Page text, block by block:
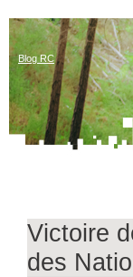
Blog RC
Victoire
des